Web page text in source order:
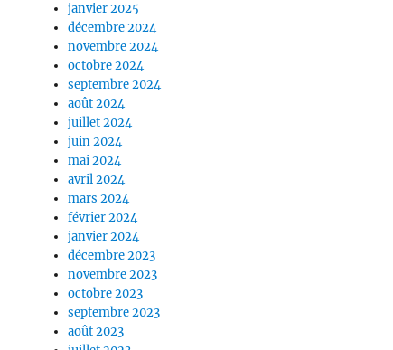
janvier 2025
décembre 2024
novembre 2024
octobre 2024
septembre 2024
août 2024
juillet 2024
juin 2024
mai 2024
avril 2024
mars 2024
février 2024
janvier 2024
décembre 2023
novembre 2023
octobre 2023
septembre 2023
août 2023